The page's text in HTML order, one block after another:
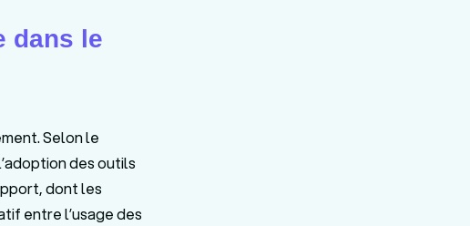
dans le
Selon le
des outils
dont les
entre l’usage des